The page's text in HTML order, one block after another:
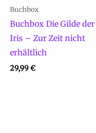
Buchbox
Buchbox Die Gilde der
Iris – Zur Zeit nicht
erhältlich
29,99€